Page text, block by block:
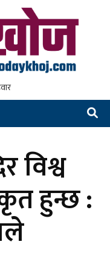
विश्व
हुन्छ :